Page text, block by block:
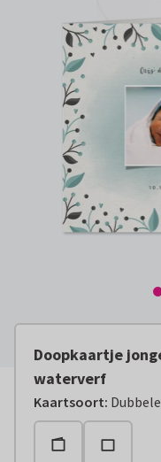
Doopkaartje
waterverf
Kaartsoort: